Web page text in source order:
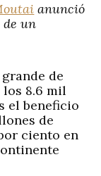
anunció
un
de
8.6 mil
el beneficio
de
ciento en